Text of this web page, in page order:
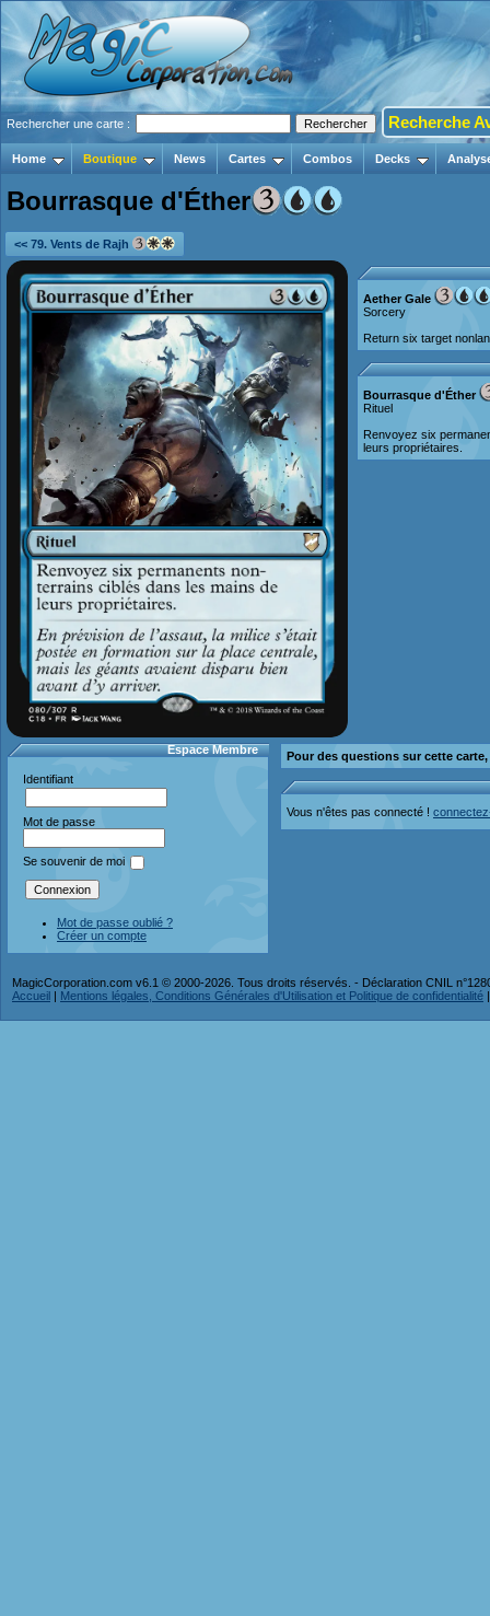
Rechercher une carte : Recherche
Home Boutique News Cartes Combos Decks
Bourrasque d'Éther
<< 79. Vents de Rajh
Aether Gale
Sorcery
Return six target
Bourrasque d'Éther
Rituel
Renvoyez six
leurs propriétaires.
Espace Membre
Identifiant
Mot de passe
Se souvenir de moi
Mot de passe oublié ?
Créer un compte
Pour des questions sur cette
Vous n'êtes pas connecté !
MagicCorporation.com v6.1 © 2000-2026. Tous droits réservés. - Déclaration CNIL
Accueil | Mentions légales, Conditions Générales d'Utilisation et Politique de confidentialité